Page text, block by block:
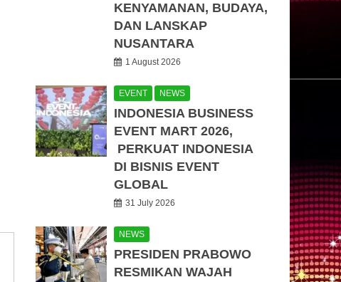
KENYAMANAN, BUDAYA,
DAN LANSKAP
NUSANTARA
1 August 2026
EVENT NEWS
INDONESIA BUSINESS
EVENT MART 2026,
PERKUAT INDONESIA
DI BISNIS EVENT
GLOBAL
31 July 2026
NEWS
PRESIDEN PRABOWO
RESMIKAN WAJAH